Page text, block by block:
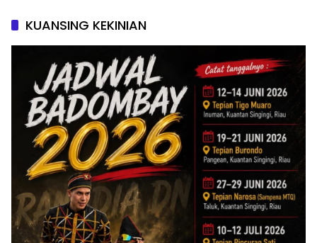
KUANSING KEKINIAN